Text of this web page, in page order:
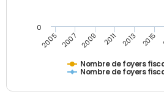
Nombre de foyers
Nombre de foyers
2005 2007 2009 2011 2013 2015
0